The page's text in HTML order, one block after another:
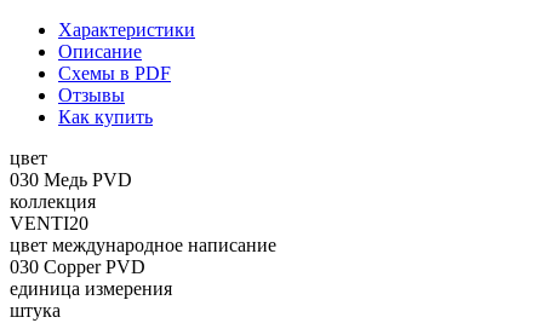
Характеристики
Описание
Схемы в PDF
Отзывы
Как купить
цвет
030 Медь PVD
коллекция
VENTI20
цвет международное написание
030 Copper PVD
единица измерения
штука